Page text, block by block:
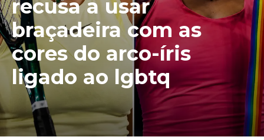
recusa a usar
braçadeira com as
cores do arco-íris
ligado ao lgbtq